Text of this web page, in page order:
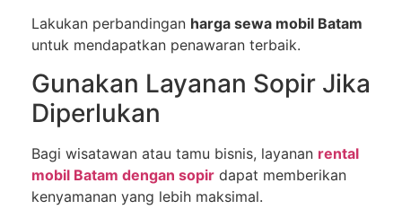
Lakukan perbandingan harga sewa mobil Batam
untuk mendapatkan penawaran terbaik.
Gunakan Layanan Sopir Jika
Diperlukan
Bagi wisatawan atau tamu bisnis, layanan rental
mobil Batam dengan sopir dapat memberikan
kenyamanan yang lebih maksimal.